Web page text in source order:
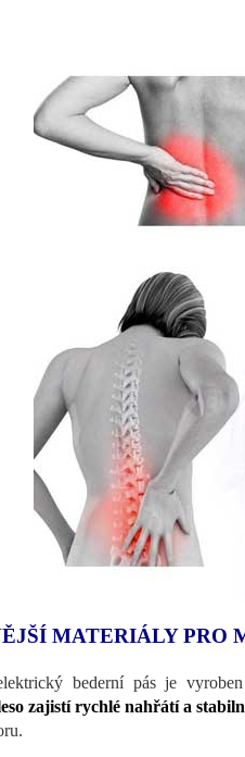
MATERIÁLY PRO
bederní pás je
zajistí rychlé nahřátí a